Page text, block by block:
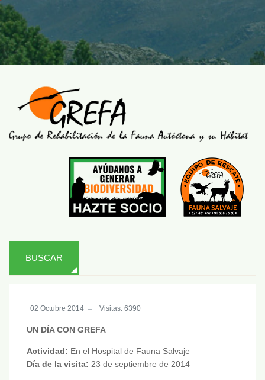
BUSCAR
02 Octubre 2014 Visitas: 6390
UN DÍA CON GREFA
Actividad: En el Hospital de Fauna Salvaje
Día de la visita: 23 de septiembre de 2014